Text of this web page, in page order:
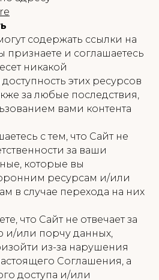
содержать ссылки на
признаете и соглашаетесь
никакой
доступность этих ресурсов
за любые последствия,
вами контента
с тем, что Сайт не
за ваши
которые вы
ресурсам и/или
в случае перехода на них
что Сайт не отвечает за
и/или порчу данных,
из-за нарушения
Соглашения, а
доступа и/или